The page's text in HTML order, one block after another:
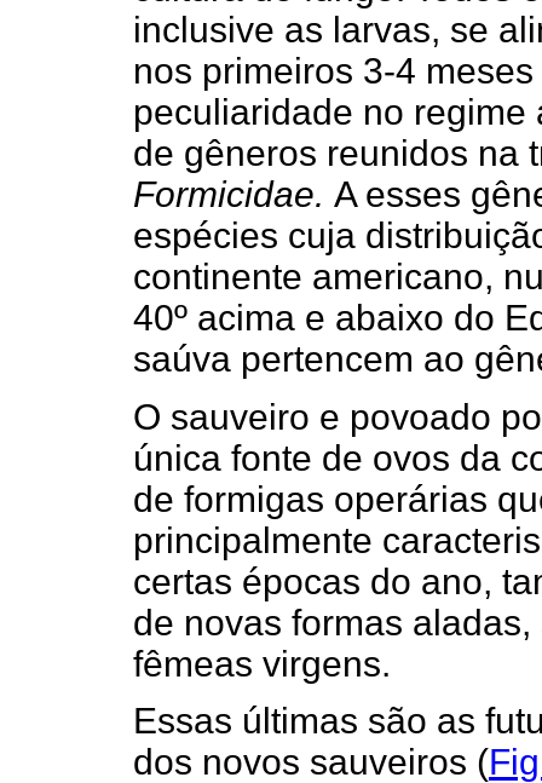
inclusive as larvas, se
nos primeiros 3-4
peculiaridade no
de gêneros reunidos na
Formicidae. A esses
espécies cuja
continente americano,
40º acima e abaixo do
saúva pertencem ao
O sauveiro e povoado
única fonte de ovos da
de formigas operárias
principalmente
certas épocas do ano,
de novas formas
fêmeas virgens.
Essas últimas são as
dos novos sauveiros (